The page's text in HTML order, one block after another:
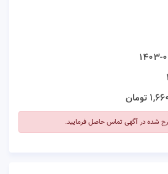
۰۴-۲۹
تومان
شده در آگهی تماس حاصل فرمایید.